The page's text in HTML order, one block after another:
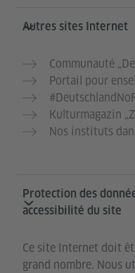
Autres sites Internet
Communauté
Portail pour
Kulturmagazin
Nos instituts
Protection des
accessibilité du site
Ce site Internet doit
grand nombre. Nous